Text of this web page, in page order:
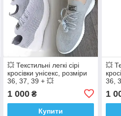
💥 Текстильні легкі сірі
кросівки унісекс, розміри
36, 37, 39 + 💥
1 000₴
Купити
💥
36,
1